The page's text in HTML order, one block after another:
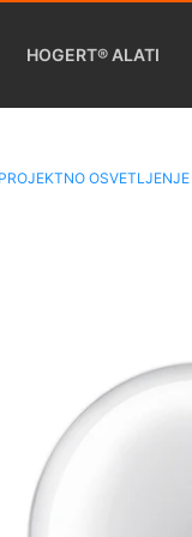
HOGERT® ALATI
OSVETLJENJE